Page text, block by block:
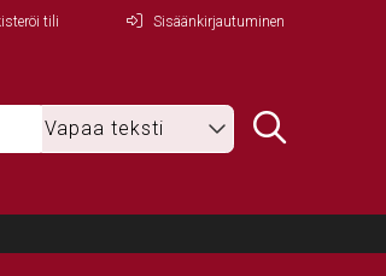
tili Sisäänkirjautuminen